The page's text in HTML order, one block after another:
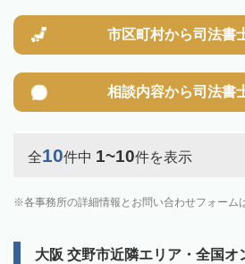
市区町村から司法書
相談内容から司法書
全10件中 1~10件を表示
各事務所の詳細情報とお問い合わせフォーム
大阪 交野市近隣エリア・全国オ